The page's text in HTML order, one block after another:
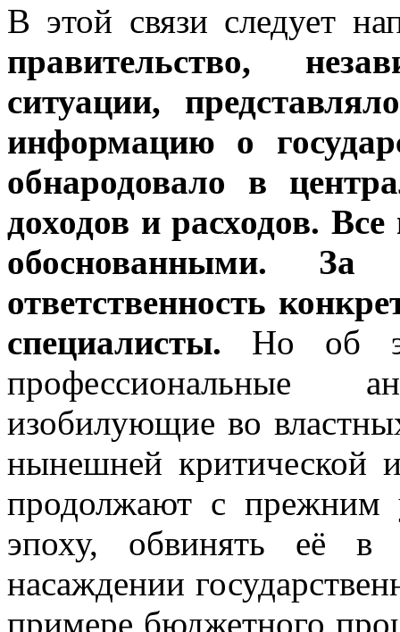
В этой связи следует
правительство,
ситуации,
информацию о
обнародовало в
доходов и расходов.
обоснованными.
ответственность
специалисты. Но об
профессиональные
изобилующие во
нынешней критической
продолжают с прежним
эпоху, обвинять её в
насаждении
примере бюджетного